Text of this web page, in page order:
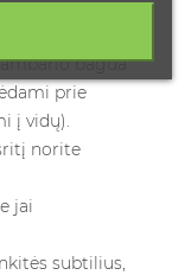
namuose:
bagua
prie
į vidų).
norite
jai
subtilius,